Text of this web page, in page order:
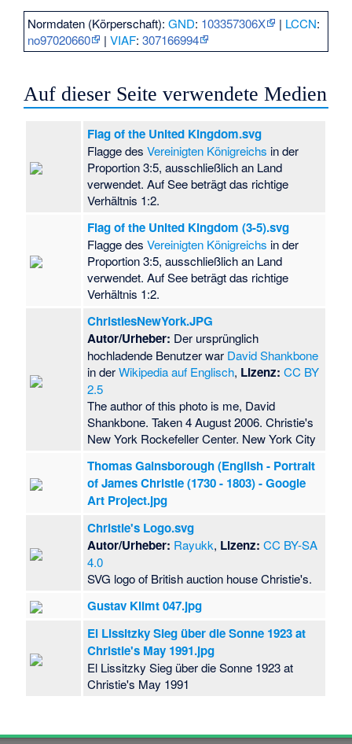
Normdaten (Körperschaft):GND: 103357306X | LCCN:
no97020660
|VIAF:307166994
Auf dieser Seite verwendete Medien
Flag of the United Kingdom.svg
Flagge desVereinigten Königreichs in der
Proportion 3:5, ausschließlich an Land
verwendet. Auf See beträgt das richtige
Verhältnis 1:2.
Flag of the United Kingdom (3-5).svg
Flagge desVereinigten Königreichs in der
Proportion 3:5, ausschließlich an Land
verwendet. Auf See beträgt das richtige
Verhältnis 1:2.
ChristiesNewYork.JPG
Autor/Urheber: Der ursprünglich
hochladende Benutzer war David Shankbone
in derWikipedia auf Englisch, Lizenz: CC BY
2.5
The author of this photo is me, David
Shankbone. Taken 4 August 2006. Christie's
New York Rockefeller Center. New York City
Thomas Gainsborough (English - Portrait
of James Christie (1730 - 1803) - Google
Art Project.jpg
Christie's Logo.svg
Autor/Urheber: Rayukk, Lizenz: CC BY-SA
4.0
SVG logo of British auction house Christie's.
Gustav Klimt 047.jpg
El Lissitzky Sieg über die Sonne 1923 at
Christie's May 1991.jpg
El Lissitzky Sieg über die Sonne 1923 at
Christie's May 1991